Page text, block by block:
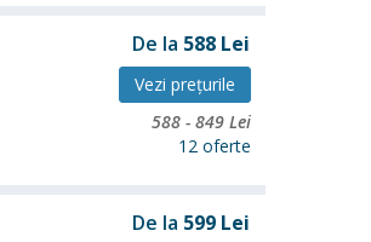
De la 588 Lei
Vezi preţurile
588 - 849 Lei
12 oferte
De la 599 Lei